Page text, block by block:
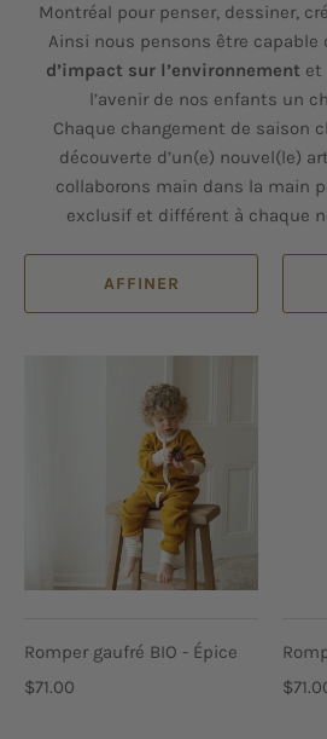
Montréal pour penser, dessiner,
Ainsi nous pensons être capable
d’impact sur l’environnementet
l’avenir de nos enfants un
Chaque changement de saison
découverte d’un(e) nouvel(le)
collaborons main dans la main
exclusif et différent à chaque
AFFINER
Romper gaufré BIO - Épice
$71.00